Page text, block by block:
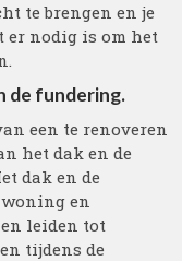
te brengen en je
er nodig is om het
de fundering.
een te renoveren
het dak en de
dak en de
en
leiden tot
tijdens de